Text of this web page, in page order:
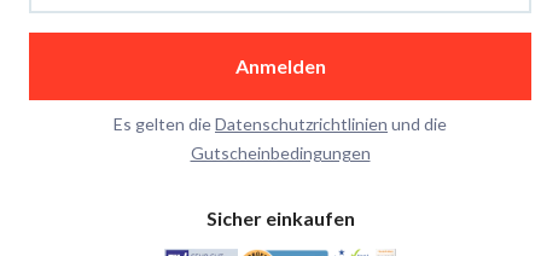
Anmelden
Es gelten dieDatenschutzrichtlinien und die
Gutscheinbedingungen
Sicher einkaufen